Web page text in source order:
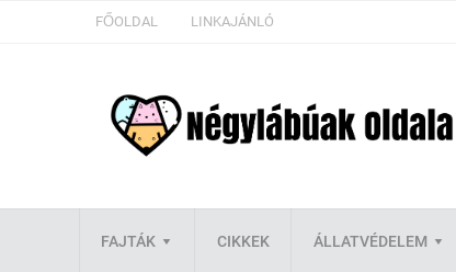
FŐOLDAL LINKAJÁNLÓ
FAJTÁK CIKKEK ÁLLATVÉDELEM